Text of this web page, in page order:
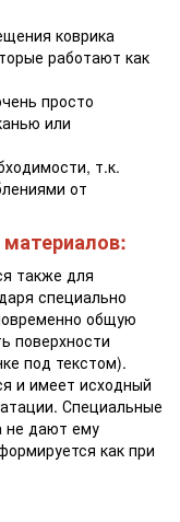
коврика
работают как
просто
или
т.к.
от
также для
специально
общую
поверхности
под текстом).
и имеет исходный
Специальные
не дают ему
как при